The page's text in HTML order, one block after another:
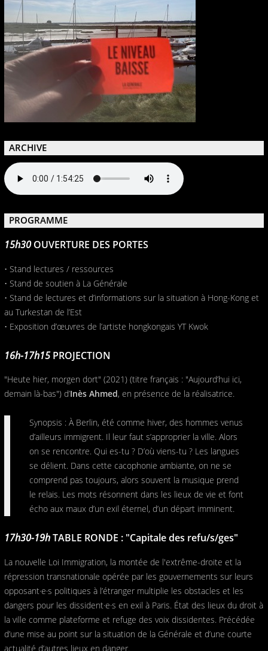
ARCHIVE
PROGRAMME
15h30OUVERTURE DES PORTES
• Stand lectures / ressources
• Stand de soutien à La Générale
• Stand de lectures et d’informations sur la situation à Hong-Kong et
au Turkestan de l’Est
• Exposition d’œuvres de l’artiste hongkongais YT Kwok
16h-17h15PROJECTION
"Heute hier, morgen dort" (2021) (titre français : "Aujourd’hui ici,
demain là-bas") d’Inès Ahmed, en présence de la réalisatrice.
Synopsis : À Berlin, été comme hiver, des hommes venus
d’ailleurs immigrent. Il leur faut s’approprier la ville. Alors
on se rencontre. Qui es-tu ? D’où viens-tu ? Les langues
se délient. Dans cette cacophonie ambiante, on ne se
comprend pas toujours, alors souvent la musique prend
le relais. Les mots résonnent dans les lieux de vie et font
écho aux maux d’un exil éternel, d’un départ imminent.
17h30-19hTABLE RONDE : "Capitale des refu/s/ges"
La nouvelle Loi Immigration, la montée de l'extrême-droite et la
répression transnationale opérée par les gouvernements sur leurs
opposant·e·s politiques à l’étranger multiplie les obstacles et les
dangers pour les dissident·e·s en exil à Paris. État des lieux du droit à
la ville comme plateforme et refuge des voix dissidentes. Précédée
d’une mise au point sur la situation de la Générale et d’une courte
actualité d’autres lieux en danger.